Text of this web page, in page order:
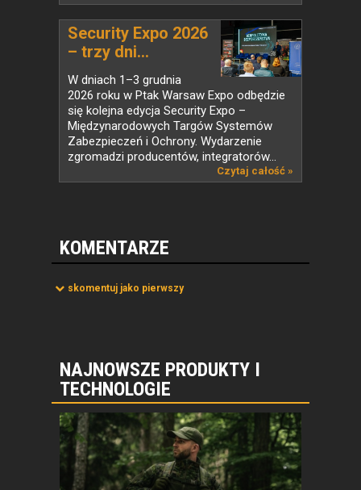
Security Expo 2026
– trzy dni...
W dniach 1–3 grudnia
2026 roku w Ptak Warsaw Expo odbędzie
się kolejna edycja Security Expo –
Międzynarodowych Targów Systemów
Zabezpieczeń i Ochrony. Wydarzenie
zgromadzi producentów, integratorów...
Czytaj całość »
KOMENTARZE
skomentuj jako pierwszy
NAJNOWSZE PRODUKTY I
TECHNOLOGIE